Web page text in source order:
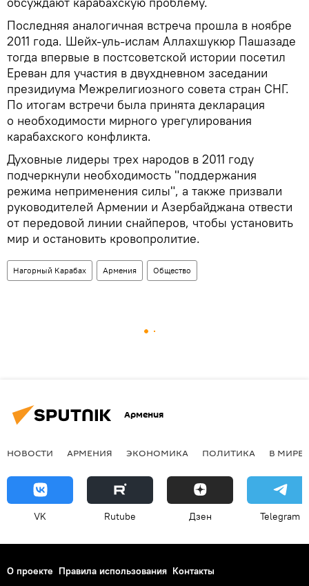
Последняя аналогичная встреча прошла в ноябре
2011 года. Шейх-уль-ислам Аллахшукюр Пашазаде
тогда впервые в постсоветской истории посетил
Ереван для участия в двухдневном заседании
президиума Межрелигиозного совета стран СНГ.
По итогам встречи была принята декларация
о необходимости мирного урегулирования
карабахского конфликта.
Духовные лидеры трех народов в 2011 году
подчеркнули необходимость "поддержания
режима неприменения силы", а также призвали
руководителей Армении и Азербайджана отвести
от передовой линии снайперов, чтобы установить
мир и остановить кровопролитие.
Нагорный Карабах Армения Общество
Армения
НОВОСТИ АРМЕНИЯ ЭКОНОМИКА ПОЛИТИКА В МИРЕ
VK Rutube Дзен Telegram
О проекте Правила использования Контакты